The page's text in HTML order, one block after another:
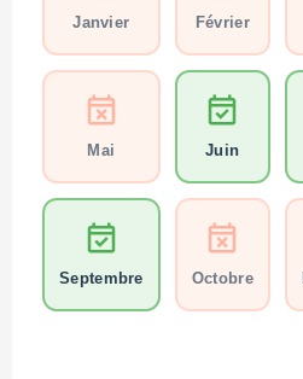
Janvier Février
Mai Juin
Septembre Octobre